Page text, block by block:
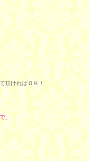
頂ければＯＫ！
、